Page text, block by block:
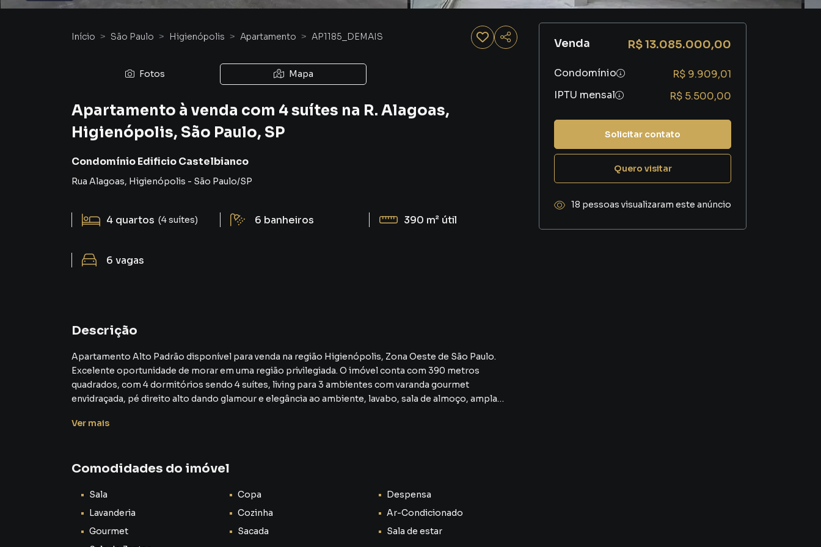
Início São Paulo Higienópolis Apartamento AP1185_DEMAIS
Fotos Mapa
Apartamento à venda com 4 suítes na R. Alagoas,
Higienópolis, São Paulo, SP
Condomínio Edificio Castelbianco
Rua Alagoas, Higienópolis - São Paulo/SP
4 quartos (4 suítes) 6 banheiros 390 m² útil
6 vagas
Descrição
Apartamento Alto Padrão disponível para venda na região Higienópolis, Zona Oeste de São Paulo.
Excelente oportunidade de morar em uma região privilegiada. O imóvel conta com 390 metros
quadrados, com 4 dormitórios sendo 4 suítes, living para 3 ambientes com varanda gourmet
envidraçada, pé direito alto dando glamour e elegância ao ambiente, lavabo, sala de almoço, ampla
central, gás e água individualizadas, Elevador privativo .
variedade de restaurantes, bares, padarias, lojas e comércios em geral nas proximidades.
Corretores de plantão! Contate-nos, agende sua visita e tire suas dúvidas sobre este imóvel, estamos
prontos para realizar seu sonho na D+ Soluções Imobiliárias.
Ver mais
Comodidades do imóvel
Sala Copa
Despensa
Lavanderia
Cozinha
Ar-Condicionado
Gourmet
Sacada
Sala de estar
Venda R$ 13.085.000,00
Condomínio
R$ 9.909,01
IPTU mensal
R$ 5.500,00
Solicitar contato
Quero visitar
18 pessoas visualizaram este anúncio